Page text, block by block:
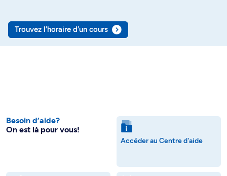
Trouvez l’horaire d’un cours
Besoin d’aide?
On est là pour vous!
Accéder au Centre d'aide